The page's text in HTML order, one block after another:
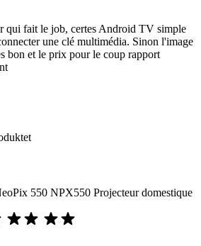
qui fait le job, certes Android TV simple
une clé multimédia. Sinon l'image
bon et le prix pour le coup rapport
550 NPX550 Projecteur domestique